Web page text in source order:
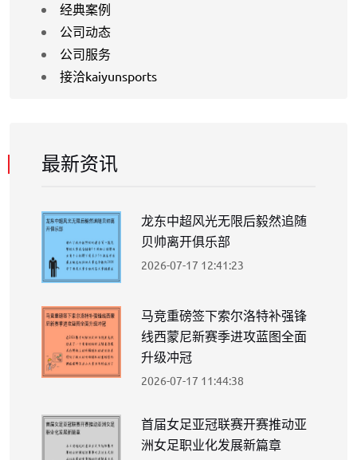
经典案例
公司动态
公司服务
接洽kaiyunsports
最新资讯
龙东中超风光无限后毅然追随
贝帅离开俱乐部
2026-07-17 12:41:23
马竞重磅签下索尔洛特补强锋
线西蒙尼新赛季进攻蓝图全面
升级冲冠
2026-07-17 11:44:38
首届女足亚冠联赛开赛推动亚
洲女足职业化发展新篇章